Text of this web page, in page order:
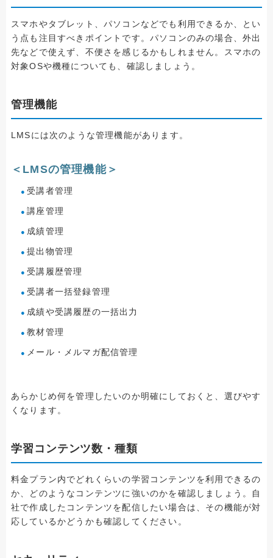
スマホやタブレット、パソコンなどでも利用できるか、とい
う点も注目すべきポイントです。パソコンのみの場合、外出
先などで使えず、不便さを感じるかもしれません。スマホの
対象OSや機種についても、確認しましょう。
管理機能
LMSには次のような管理機能があります。
＜LMSの管理機能＞
受講者管理
講座管理
成績管理
提出物管理
受講履歴管理
受講者一括登録管理
成績や受講履歴の一括出力
教材管理
メール・メルマガ配信管理
あらかじめ何を管理したいのか明確にしておくと、選びやす
くなります。
学習コンテンツ数・種類
料金プラン内でどれくらいの学習コンテンツを利用できるの
か、どのようなコンテンツに強いのかを確認しましょう。自
社で作成したコンテンツを配信したい場合は、その機能が対
応しているかどうかも確認してください。